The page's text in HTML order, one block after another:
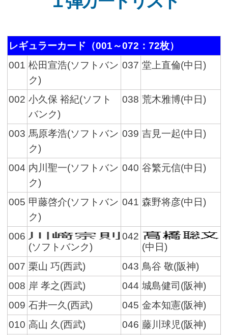
レギュラーカード（001～072：72枚）
001 松田宣浩(ソフトバン
ク)
037 堂上直倫(中日)
002 小久保 裕紀(ソフト
バンク)
038 荒木雅博(中日)
003 馬原孝浩(ソフトバン
ク)
039 吉見一起(中日)
004 内川聖一(ソフトバン
ク)
040 谷繁元信(中日)
005 甲藤啓介(ソフトバン
ク)
041 森野将彦(中日)
006
(ソフトバンク)
042
(中日)
007 栗山 巧(西武) 043 鳥谷 敬(阪神)
008 岸 孝之(西武) 044 城島健司(阪神)
009 石井一久(西武) 045 金本知憲(阪神)
010 高山 久(西武) 046 藤川球児(阪神)